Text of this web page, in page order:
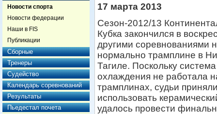
Новости спорта
Новости федерации
Наши в FIS
Публикации
Сборные
Тренеры
Судейство
Календарь соревнований
Результаты
Пьедестал почета
17 марта 2013
Сезон-2012/13
Кубка закончился в
другими соревнованиями
нормально трамплине в
Тагиле. Поскольку система
охлаждения не работала
трамплинах, судьи
использовать
удалось провести